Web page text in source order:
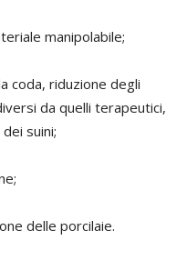
manipolabile;
coda, riduzione degli
da quelli terapeutici,
suini;
delle porcilaie.